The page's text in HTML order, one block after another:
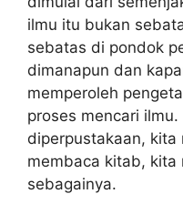
ilmu itu bukan
sebatas di pondok
dimanapun dan
memperoleh
proses mencari
diperpustakaan, kita
membaca kitab, kita
sebagainya.